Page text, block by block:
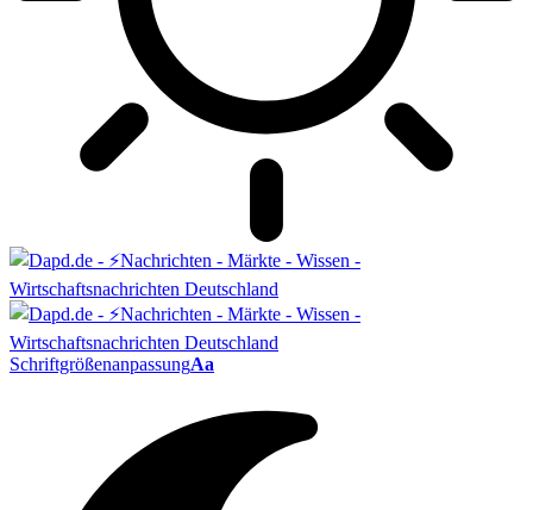
SchriftgrößenanpassungAa